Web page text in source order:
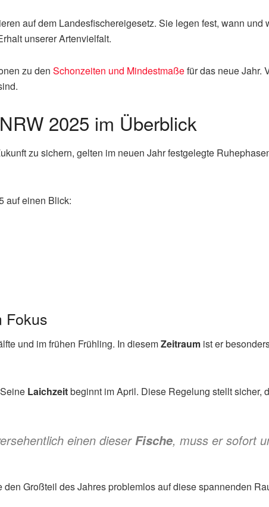
auf dem Landesfischereigesetz. Sie legen fest, wann und
unserer Artenvielfalt.
zu den Schonzeiten und Mindestmaßefür das neue Jahr.
2025 im Überblick
zu sichern, gelten im neuen Jahr festgelegte
auf einen Blick:
Fokus
und im frühen Frühling. In diesemZeitraum ist er
Laichzeitbeginnt im April. Diese Regelung stellt sicher,
einen dieserFische, muss er sofort
Großteil des Jahres problemlos auf diese spannenden